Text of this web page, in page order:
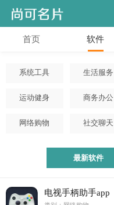
首页 软件
系统工具 生活服务
运动健身 商务办公
网络购物 社交聊天
最新软件
电视手柄助手app